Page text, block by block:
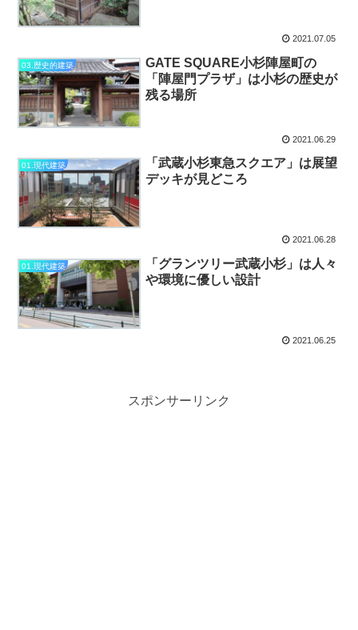
2021.07.05
03.歴史的建築
GATE SQUARE小杉陣屋町の
「陣屋門プラザ」は小杉の歴史が
残る場所
2021.06.29
01.現代建築
「武蔵小杉東急スクエア」は展望
デッキが見どころ
2021.06.28
01.現代建築
「グランツリー武蔵小杉」は人々
や環境に優しい設計
2021.06.25
スポンサーリンク